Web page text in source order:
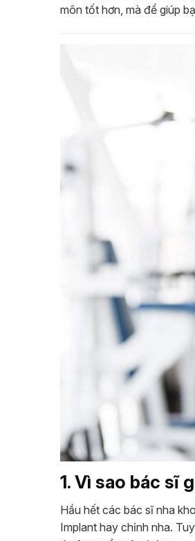
môn tốt hơn, mà để giúp
1. Vì sao bác sĩ
Hầu hết các bác sĩ nha
Implant hay chỉnh nha.